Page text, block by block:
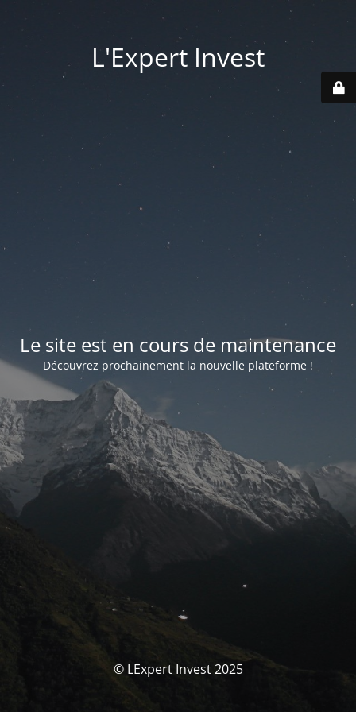
L'Expert Invest
Le site est en cours de maintenance
Découvrez prochainement la nouvelle plateforme !
© LExpert Invest 2025